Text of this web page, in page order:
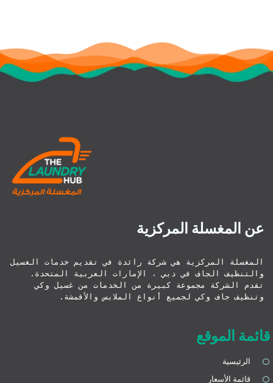
عن المغسلة المركزية
تقدم الشركة مجموعة كبيرة من الخدمات من غسيل وكي
وتنظيف جاف وكي لجميع أنواع الملابس والأقمشة.
قائمة الموقع
الرئيسية
قائمة الأسعار